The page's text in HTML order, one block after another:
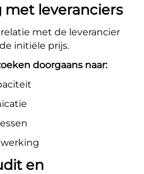
leveranciers
met de leverancier
initiële prijs.
doorgaans naar:
en